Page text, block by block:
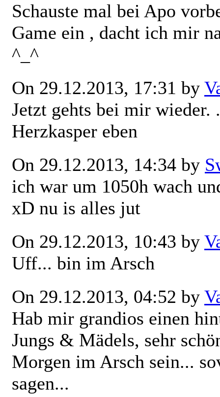
Schauste mal bei Apo
Game ein , dacht ich mir
^_^
On 29.12.2013, 17:31 by
Jetzt gehts bei mir wieder.
Herzkasper eben
On 29.12.2013, 14:34 by
ich war um 1050h wach
xD nu is alles jut
On 29.12.2013, 10:43 by
Uff... bin im Arsch
On 29.12.2013, 04:52 by
Hab mir grandios einen
Jungs & Mädels, sehr
Morgen im Arsch sein...
sagen...